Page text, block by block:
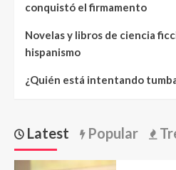
conquistó el firmamento
Novelas y libros de ciencia
hispanismo
¿Quién está intentando
Latest Popular